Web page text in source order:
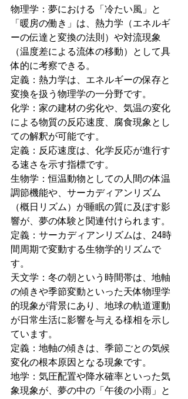
物理学：夢における「冷たい風」と
「暖房の働き」は、熱力学（エネルギ
ーの伝達と変換の法則）や対流現象
（温度差による流体の移動）として具
体的に考察できる。
定義：熱力学は、エネルギーの保存と
変換を扱う物理学の一分野です。
化学：家の建材の劣化や、気温の変化
による物質の反応速度、腐食現象とし
ての解釈が可能です。
定義：反応速度は、化学反応が進行す
る速さを示す指標です。
生物学：恒温動物としての人間の体温
調節機能や、サーカディアンリズム
（概日リズム）が睡眠の質に及ぼす影
響が、夢の体験と関連付けられます。
定義：サーカディアンリズムは、24時
間周期で変動する生物学的リズムで
す。
天文学：冬の朝という時間帯は、地軸
の傾きや季節変動といった天体物理学
的現象が背景にあり、地球の軌道運動
が日常生活に影響を与える様相を示し
ています。
定義：地軸の傾きは、季節ごとの気候
変化の根本原因となる現象です。
地学：気圧配置や降水確率といった気
象現象が、夢の中の「午後の小雨」と